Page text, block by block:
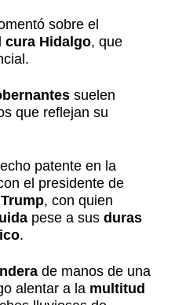
sobre el
cura Hidalgo, que
suelen
que reflejan su
patente en la
el presidente de
, con quien
pese a sus duras
.
de manos de una
alentar a la multitud